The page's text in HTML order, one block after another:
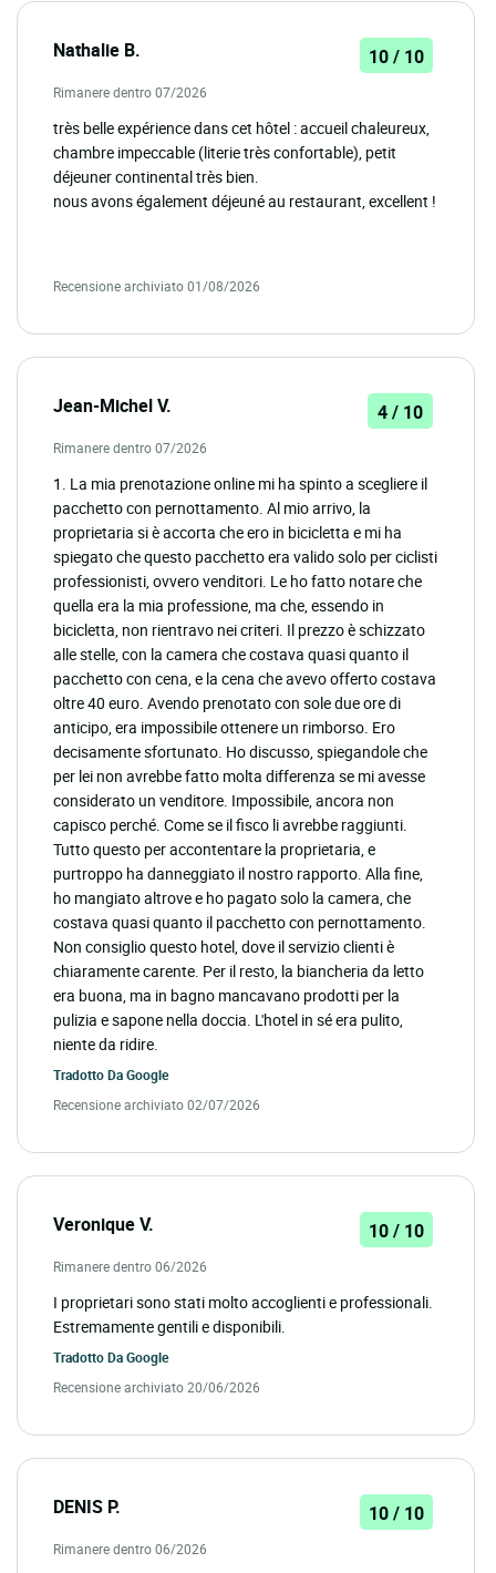
Nathalie B. 10 / 10
Rimanere dentro 07/2026
très belle expérience dans cet hôtel : accueil chaleureux,
chambre impeccable (literie très confortable), petit
déjeuner continental très bien.
nous avons également déjeuné au restaurant, excellent !
Recensione archiviato 01/08/2026
Jean-Michel V. 4 / 10
Rimanere dentro 07/2026
1. La mia prenotazione online mi ha spinto a scegliere il
pacchetto con pernottamento. Al mio arrivo, la
proprietaria si è accorta che ero in bicicletta e mi ha
spiegato che questo pacchetto era valido solo per ciclisti
professionisti, ovvero venditori. Le ho fatto notare che
quella era la mia professione, ma che, essendo in
bicicletta, non rientravo nei criteri. Il prezzo è schizzato
alle stelle, con la camera che costava quasi quanto il
pacchetto con cena, e la cena che avevo offerto costava
oltre 40 euro. Avendo prenotato con sole due ore di
anticipo, era impossibile ottenere un rimborso. Ero
decisamente sfortunato. Ho discusso, spiegandole che
per lei non avrebbe fatto molta differenza se mi avesse
considerato un venditore. Impossibile, ancora non
capisco perché. Come se il fisco li avrebbe raggiunti.
Tutto questo per accontentare la proprietaria, e
purtroppo ha danneggiato il nostro rapporto. Alla fine,
ho mangiato altrove e ho pagato solo la camera, che
costava quasi quanto il pacchetto con pernottamento.
Non consiglio questo hotel, dove il servizio clienti è
chiaramente carente. Per il resto, la biancheria da letto
era buona, ma in bagno mancavano prodotti per la
pulizia e sapone nella doccia. L'hotel in sé era pulito,
niente da ridire.
Tradotto DaGoogle
Recensione archiviato 02/07/2026
Veronique V. 10 / 10
Rimanere dentro 06/2026
I proprietari sono stati molto accoglienti e professionali.
Estremamente gentili e disponibili.
Tradotto DaGoogle
Recensione archiviato 20/06/2026
DENIS P. 10 / 10
Rimanere dentro 06/2026